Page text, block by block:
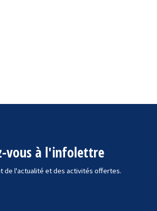
vous à l'infolettre
de l'actualité et des activités offertes.